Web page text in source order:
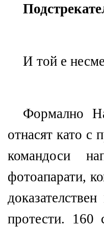
И той е
Формално
отнасят като с
командоси
фотоапарати,
протести. 160